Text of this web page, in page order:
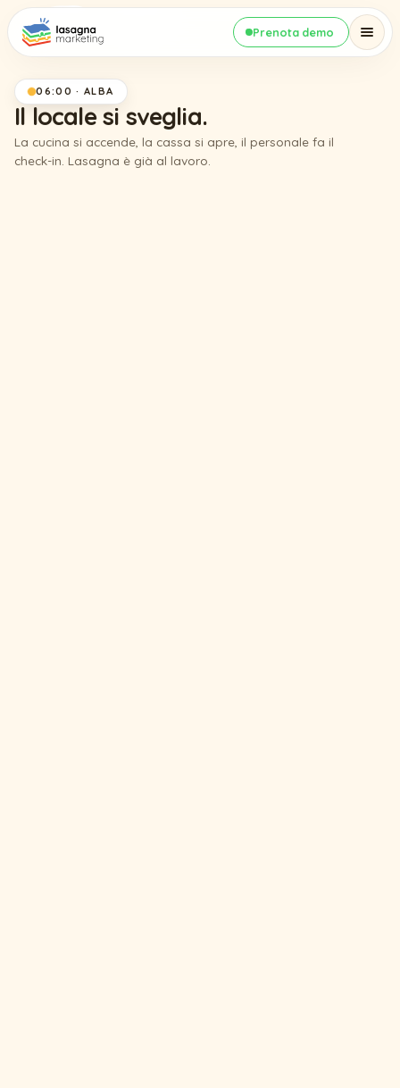
Prenota demo
06:00 · ALBA
Il locale si sveglia.
La cucina si accende, la cassa si apre, il personale fa il
check-in. Lasagna è già al lavoro.